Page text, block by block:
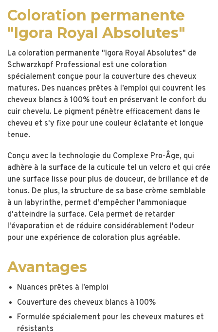
Coloration permanente
"Igora Royal Absolutes"
La coloration permanente "Igora Royal Absolutes" de
Schwarzkopf Professional est une coloration
spécialement conçue pour la couverture des cheveux
matures. Des nuances prêtes à l’emploi qui couvrent les
cheveux blancs à 100% tout en préservant le confort du
cuir chevelu. Le pigment pénètre efficacement dans le
cheveu et s'y fixe pour une couleur éclatante et longue
tenue.
Conçu avec la technologie du Complexe Pro-Âge, qui
adhère à la surface de la cuticule tel un velcro et qui crée
une surface lisse pour plus de douceur, de brillance et de
tonus. De plus, la structure de sa base crème semblable
à un labyrinthe, permet d'empêcher l'ammoniaque
d'atteindre la surface. Cela permet de retarder
l'évaporation et de réduire considérablement l'odeur
pour une expérience de coloration plus agréable.
Avantages
Nuances prêtes à l’emploi
Couverture des cheveux blancs à 100%
Formulée spécialement pour les cheveux matures et
résistants